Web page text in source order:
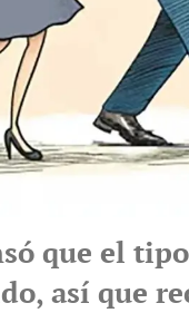
que el
así que